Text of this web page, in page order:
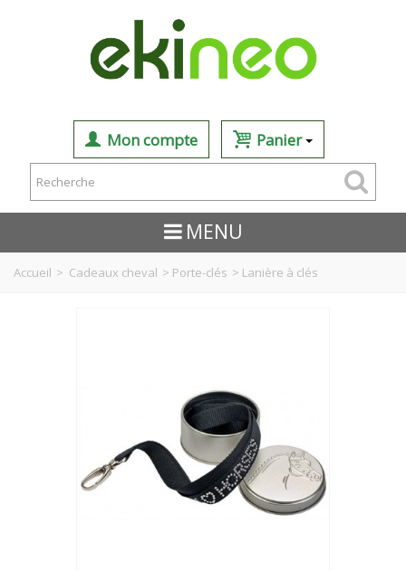
Mon compte Panier
MENU
Accueil > Cadeaux cheval > Porte-clés > Lanière à clés